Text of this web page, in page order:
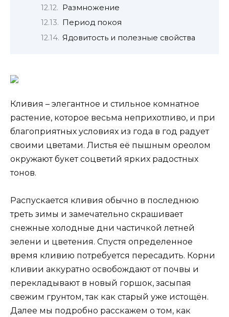
Размножение
Период покоя
Ядовитость и полезные свойства
Кливия – элегантное и стильное комнатное
растение, которое весьма неприхотливо, и при
благоприятных условиях из года в год радует
своими цветами. Листья её пышным ореолом
окружают букет соцветий ярких радостных
тонов.
Распускается кливия обычно в последнюю
треть зимы и замечательно скрашивает
снежные холодные дни частичкой летней
зелени и цветения. Спустя определенное
время кливию потребуется пересадить. Корни
кливии аккуратно освобождают от почвы и
перекладывают в новый горшок, засыпая
свежим грунтом, так как старый уже истощён.
Далее мы подробно расскажем о том, как